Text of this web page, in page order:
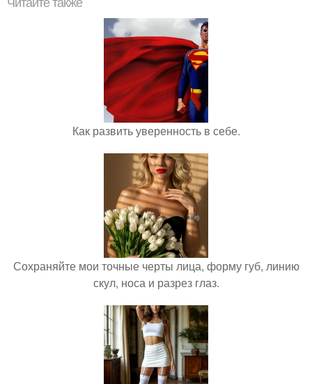
Как развить уверенность в себе.
Сохраняйте мои точные черты лица, форму губ, линию
скул, носа и разрез глаз.